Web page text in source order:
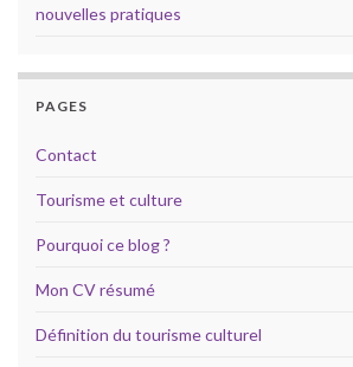
nouvelles pratiques
PAGES
Contact
Tourisme et culture
Pourquoi ce blog ?
Mon CV résumé
Définition du tourisme culturel